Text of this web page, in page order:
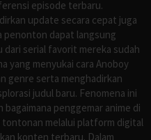
episode terbaru.
update secara cepat juga
penonton dapat langsung
serial favorit mereka sudah
yang menyukai cara Anoboy
genre serta menghadirkan
judul baru. Fenomena ini
penggemar anime di
tontonan melalui platform digital
konten terbaru. Dalam